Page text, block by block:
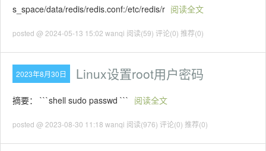
s_space/data/redis/redis.conf:/etc/redis/r 阅读全文
posted @ 2024-05-13 15:02 wanqi 阅读(59) 评论(0) 推荐(0)
2023年8月30日 Linux设置root用户密码
摘要： ```shell sudo passwd ``` 阅读全文
posted @ 2023-08-30 11:18 wanqi 阅读(976) 评论(0) 推荐(0)